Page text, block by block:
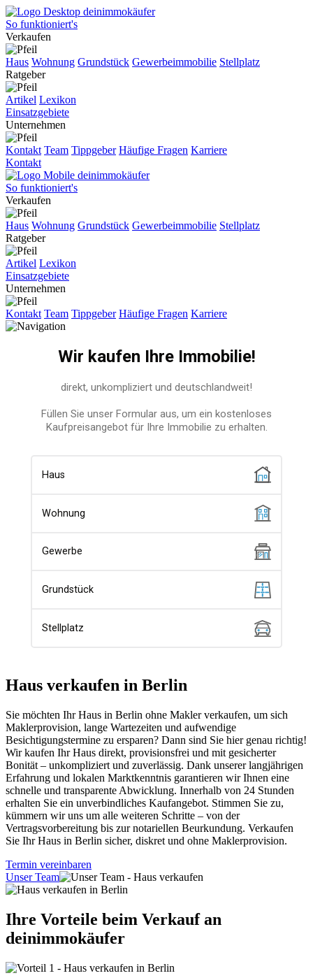
So funktioniert's
Verkaufen
Haus Wohnung Grundstück Gewerbeimmobilie Stellplatz
Ratgeber
Artikel Lexikon
Einsatzgebiete
Unternehmen
Kontakt Team Tippgeber Häufige Fragen Karriere
Kontakt
So funktioniert's
Verkaufen
Haus Wohnung Grundstück Gewerbeimmobilie Stellplatz
Ratgeber
Artikel Lexikon
Einsatzgebiete
Unternehmen
Kontakt Team Tippgeber Häufige Fragen Karriere
Haus verkaufen in Berlin
Sie möchten Ihr Haus in Berlin ohne Makler verkaufen, um sich
Maklerprovision, lange Wartezeiten und aufwendige
Besichtigungstermine zu ersparen? Dann sind Sie hier genau richtig!
Wir kaufen Ihr Haus direkt, provisionsfrei und mit gesicherter
Bonität – unkompliziert und zuverlässig. Dank unserer langjährigen
Erfahrung und lokalen Marktkenntnis garantieren wir Ihnen eine
schnelle und transparente Abwicklung. Innerhalb von 24 Stunden
erhalten Sie ein unverbindliches Kaufangebot. Stimmen Sie zu,
kümmern wir uns um alle weiteren Schritte – von der
Vertragsvorbereitung bis zur notariellen Beurkundung. Verkaufen
Sie Ihr Haus in Berlin sicher, diskret und ohne Maklerprovision.
Termin vereinbaren
Unser Team
Ihre Vorteile beim Verkauf an
deinimmokäufer